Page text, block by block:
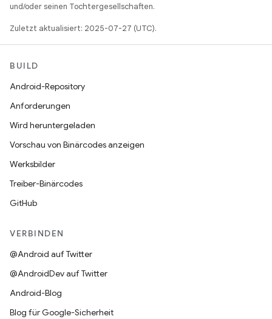
und/oder seinen Tochtergesellschaften.
Zuletzt aktualisiert: 2025-07-27 (UTC).
BUILD
Android-Repository
Anforderungen
Wird heruntergeladen
Vorschau von Binärcodes anzeigen
Werksbilder
Treiber-Binärcodes
GitHub
VERBINDEN
@Android auf Twitter
@AndroidDev auf Twitter
Android-Blog
Blog für Google-Sicherheit